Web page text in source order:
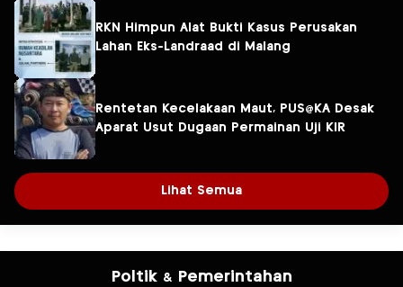
RKN Himpun Alat Bukti Kasus Perusakan
Lahan Eks-Landraad di Malang
Rentetan Kecelakaan Maut, PUS@KA Desak
Aparat Usut Dugaan Permainan Uji KIR
Lihat Semua
Poltik & Pemerintahan